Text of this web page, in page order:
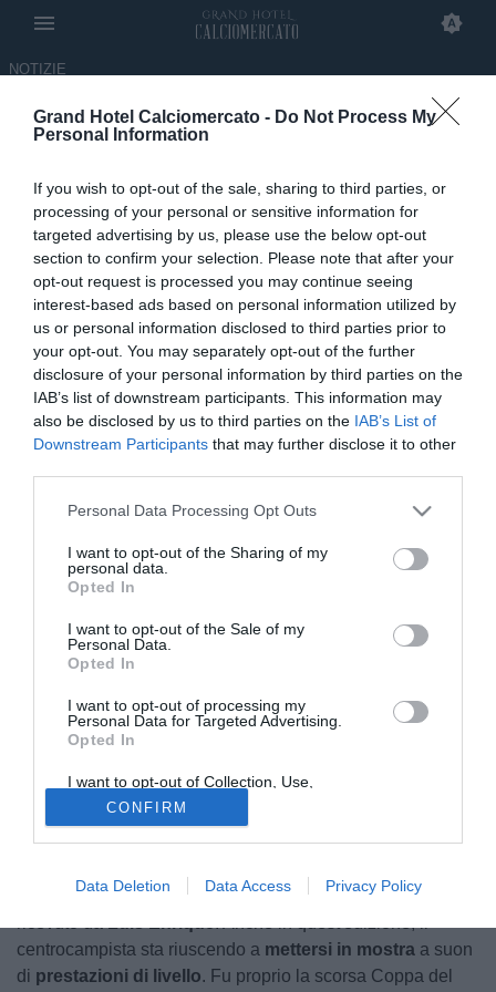
Grand Hotel Calciomercato - Do Not Process My
Personal Information
If you wish to opt-out of the sale, sharing to third parties, or
processing of your personal or sensitive information for
targeted advertising by us, please use the below opt-out
section to confirm your selection. Please note that after your
opt-out request is processed you may continue seeing
interest-based ads based on personal information utilized by
us or personal information disclosed to third parties prior to
your opt-out. You may separately opt-out of the further
disclosure of your personal information by third parties on the
IAB’s list of downstream participants. This information may
also be disclosed by us to third parties on the IAB’s List of
Downstream Participants that may further disclose it to other
Personal Data Processing Opt Outs
I want to opt-out of the Sharing of my
personal data.
Opted In
I want to opt-out of the Sale of my
Personal Data.
Opted In
I want to opt-out of processing my
Personal Data for Targeted Advertising.
Opted In
I want to opt-out of Collection, Use,
Retention, Sale, and/or Sharing of my
Personal Data that Is Unrelated with the
Purposes for which it was collected.
Opted Out
CONFIRM
Data Deletion Data Access Privacy Policy
NOTIZIE
Ai Mondiali brilla ancora
Ounahi: nel 2023 poteva
arrivare in Serie A
05.07.2026 19:40 di Giovanni Indovina
Il retroscena di mercato legato al Napoli e ad Azzedine Ounahi,
centrocampista classe '00 del Marocco oggi in forza al Girona.
Per la seconda
nazionaliprotagoniste. Ancora imbattuta, la formazione
africana ha staccato il pass per i
discapito del Canada, ko per 3-0 nel segno di Soufiane
Rahimi e, soprattutto, di
doppietta.
sicuramente il nome di Ounahi, complice l'elogio pubblico
centrocampista sta riuscendo a mettersi in mostra a suon
di prestazioni di livello. Fu proprio la scorsa Coppa del